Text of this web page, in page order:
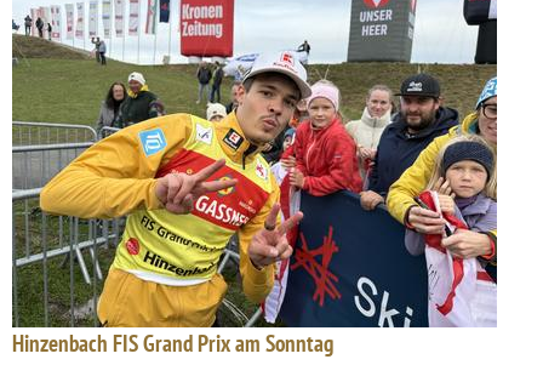
Hinzenbach FIS Grand Prix am Sonntag